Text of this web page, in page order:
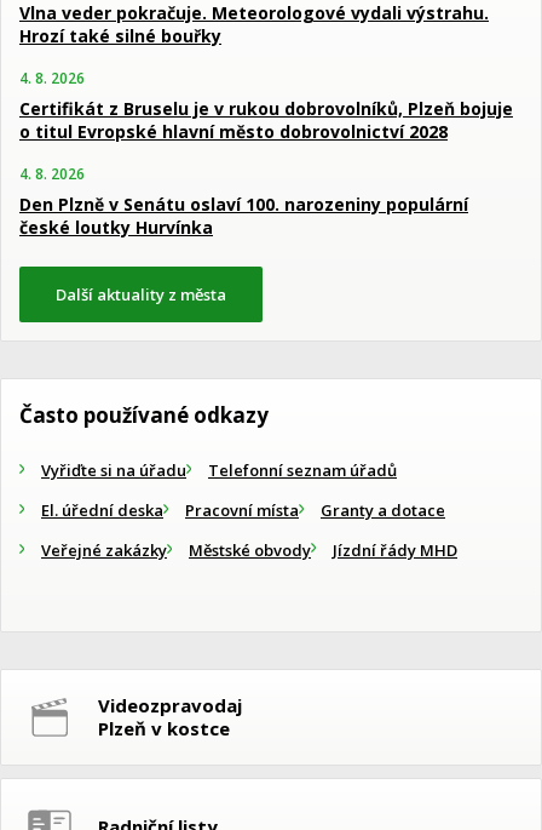
Vlna veder pokračuje. Meteorologové vydali výstrahu.
Hrozí také silné bouřky
4. 8. 2026
Certifikát z Bruselu je v rukou dobrovolníků, Plzeň bojuje
o titul Evropské hlavní město dobrovolnictví 2028
4. 8. 2026
Den Plzně v Senátu oslaví 100. narozeniny populární
české loutky Hurvínka
Další aktuality z města
Často používané odkazy
Vyřiďte si na úřadu
Telefonní seznam úřadů
El. úřední deska
Pracovní místa
Granty a dotace
Veřejné zakázky
Městské obvody Jízdní řády MHD
Videozpravodaj
Plzeň v kostce